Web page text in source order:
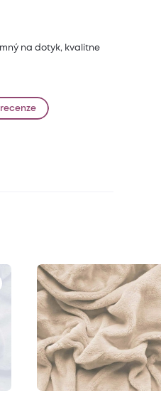
na dotyk, kvalitne